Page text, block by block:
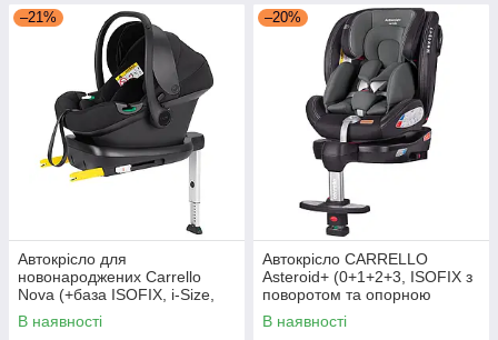
–21%
Автокрісло для
новонароджених Carrello
Nova (+база ISOFIX, i-Size,
40-87см) CRL-16101/2 Black
Line Чорне
В наявності
–20%
Автокрісло CARRELLO
Asteroid+ (0+1+2+3, ISOFIX з
поворотом та опорною
стійкою) CRL-15801 Shale
Grey Темно-сірий
В наявності